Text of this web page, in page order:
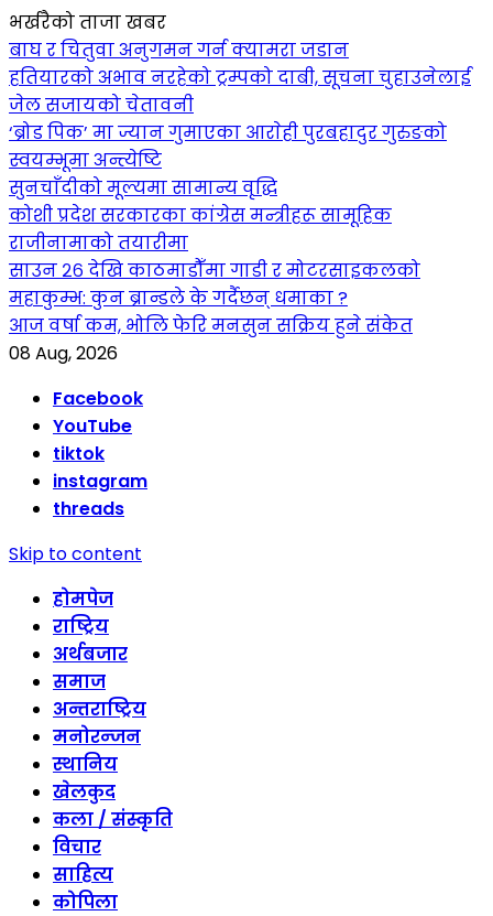
भर्खरैको ताजा खबर
बाघ र चितुवा अनुगमन गर्न क्यामरा जडान
हतियारको अभाव नरहेको ट्रम्पको दाबी, सूचना चुहाउनेलाई
जेल सजायको चेतावनी
‘ब्रोड पिक’ मा ज्यान गुमाएका आराेही पुरबहादुर गुरुङको
स्वयम्भूमा अन्त्येष्टि
सुनचाँदीको मूल्यमा सामान्य वृद्धि
कोशी प्रदेश सरकारका कांग्रेस मन्त्रीहरू सामूहिक
राजीनामाको तयारीमा
साउन २६ देखि काठमाडौँमा गाडी र मोटरसाइकलको
महाकुम्भ: कुन ब्रान्डले के गर्दैछन् धमाका ?
आज वर्षा कम, भोलि फेरि मनसुन सक्रिय हुने संकेत
08 Aug, 2026
Facebook
YouTube
tiktok
instagram
threads
Skip to content
होमपेज
राष्ट्रिय
अर्थबजार
समाज
अन्तराष्ट्रिय
मनोरन्जन
स्थानिय
खेलकुद
कला / संस्कृति
विचार
साहित्य
कोपिला